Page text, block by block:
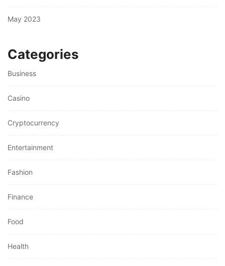
May 2023
Categories
Business
Casino
Cryptocurrency
Entertainment
Fashion
Finance
Food
Health